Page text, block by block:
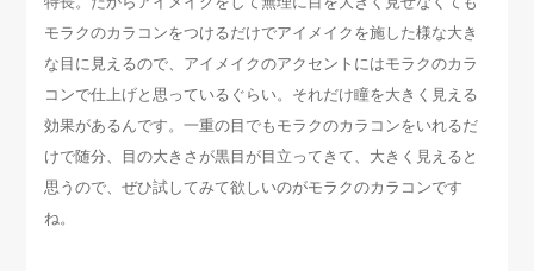
モラクのカラコンをつけるだけでアイメイクを施した様な大き
な目に見えるので、アイメイクのアクセントにはモラクのカラ
コンで仕上げと思っているぐらい。それだけ瞳を大きく見える
効果があるんです。一重の目でもモラクのカラコンをいれるだ
けで随分、目の大きさが黒目が目立ってきて、大きく見えると
思うので、ぜひ試してみて欲しいのがモラクのカラコンです
ね。